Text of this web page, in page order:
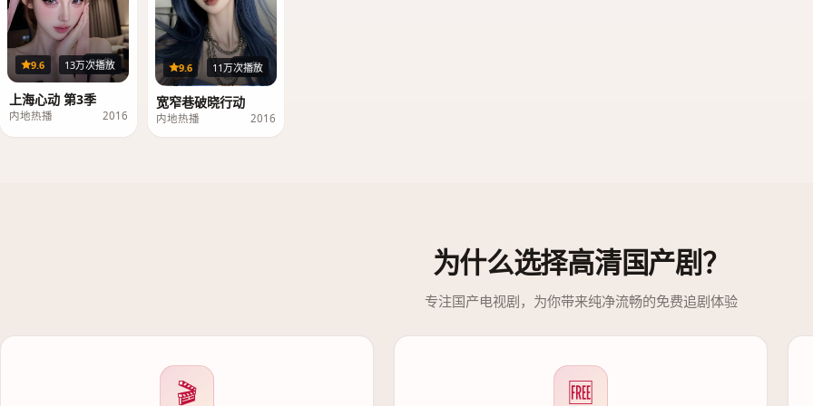
33集
9.6 13万次播放
上海心动 第3季
内地热播 2016
23集
9.6 11万次播放
宽窄巷破晓行动
内地热播 2016
为什么选择高清国产剧？
专注国产电视剧，为你带来纯净流畅的免费追剧体验
🎬 🆓